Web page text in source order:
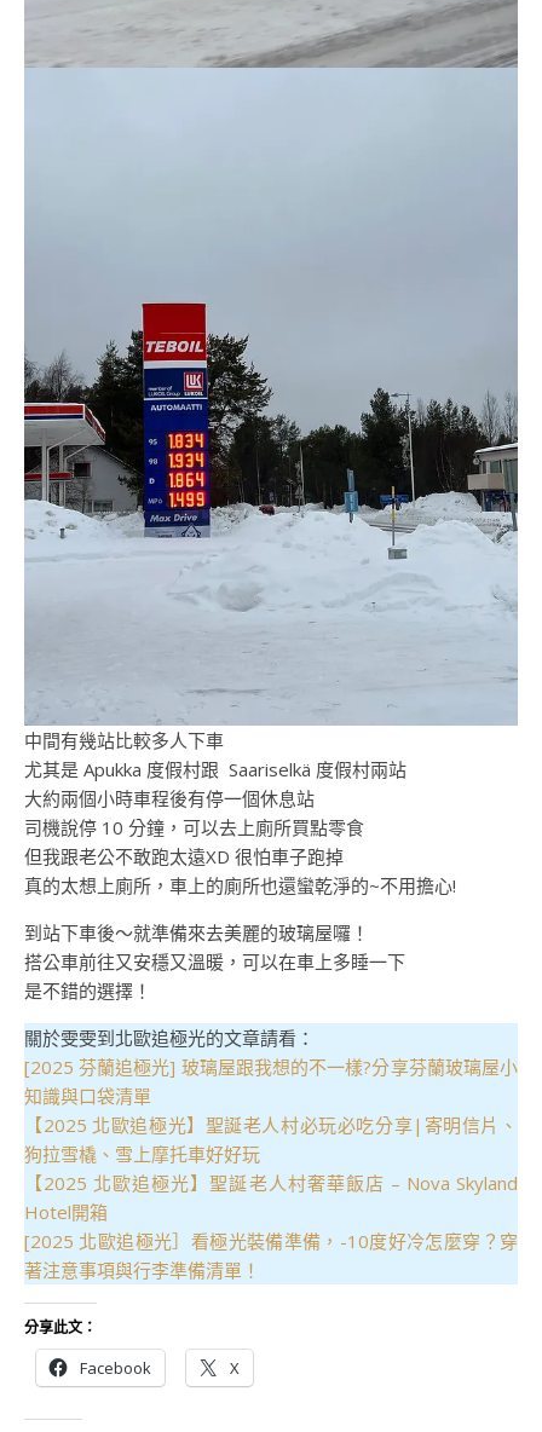
中間有幾站比較多人下車
尤其是 Apukka 度假村跟 Saariselkä 度假村兩站
大約兩個小時車程後有停一個休息站
司機說停 10 分鐘，可以去上廁所買點零食
但我跟老公不敢跑太遠XD 很怕車子跑掉
真的太想上廁所，車上的廁所也還蠻乾淨的~不用擔心!
到站下車後～就準備來去美麗的玻璃屋囉！
搭公車前往又安穩又溫暖，可以在車上多睡一下
是不錯的選擇！
關於雯雯到北歐追極光的文章請看：
[2025 芬蘭追極光] 玻璃屋跟我想的不一樣?分享芬蘭玻璃屋小
知識與口袋清單
【2025 北歐追極光】聖誕老人村必玩必吃分享|寄明信片、
狗拉雪橇、雪上摩托車好好玩
【2025 北歐追極光】聖誕老人村奢華飯店 – Nova Skyland
Hotel開箱
[2025 北歐追極光］看極光裝備準備，-10度好冷怎麼穿？穿
著注意事項與行李準備清單！
分享此文：
Facebook X